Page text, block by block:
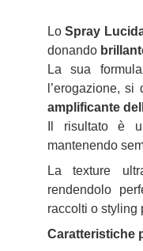
LoSpray
donando
La sua
l’erogazione,
amplificante
Il risultato è
mantenendo
La texture
rendendolo
raccolti o styling
Caratteristiche